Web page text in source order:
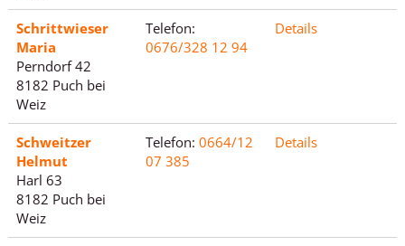
Schrittwieser
Maria
Perndorf 42
8182 Puch bei
Weiz
Telefon:
0676/328 12 94
Details
Schweitzer
Helmut
Harl 63
8182 Puch bei
Weiz
Telefon: 0664/12
07 385
Details